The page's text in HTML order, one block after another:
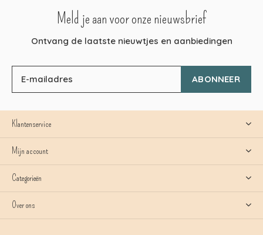
Meld je aan voor onze nieuwsbrief
Ontvang de laatste nieuwtjes en aanbiedingen
ABONNEER
Klantenservice
Mijn account
Categorieën
Over ons